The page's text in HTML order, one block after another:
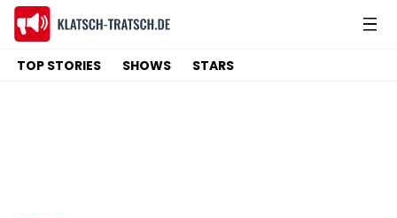
TOP STORIES SHOWS STARS